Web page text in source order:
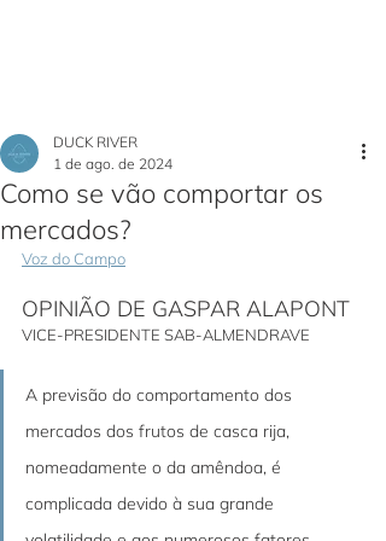
Como se vão comportar os
mercados?
DUCK RIVER
1 de ago. de 2024
Voz do Campo
OPINIÃO DE GASPAR ALAPONT
VICE-PRESIDENTE SAB-ALMENDRAVE
A previsão do comportamento dos
mercados dos frutos de casca rija,
nomeadamente o da amêndoa, é
complicada devido à sua grande